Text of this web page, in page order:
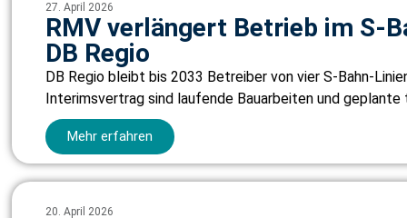
27. April 2026
RMV verlängert Betrieb im S-
DB Regio
DB Regio bleibt bis 2033 Betreiber von vier S-Bahn-
Interimsvertrag sind laufende Bauarbeiten und geplante
Mehr erfahren
20. April 2026